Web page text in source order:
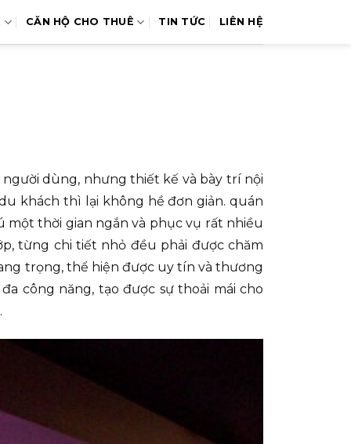
CĂN HỘ CHO THUÊ TIN TỨC LIÊN HỆ
dùng, nhưng thiết kế và bày trí nội
khách thì lại không hề đơn giản. quán
một thời gian ngắn và phục vụ rất nhiều
từng chi tiết nhỏ đều phải được chăm
trọng, thể hiện được uy tín và thương
công năng, tạo được sự thoải mái cho